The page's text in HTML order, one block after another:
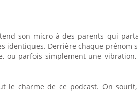
son micro à des parents qui
identiques. Derrière chaque prénom
ou parfois simplement une
le charme de ce podcast. On